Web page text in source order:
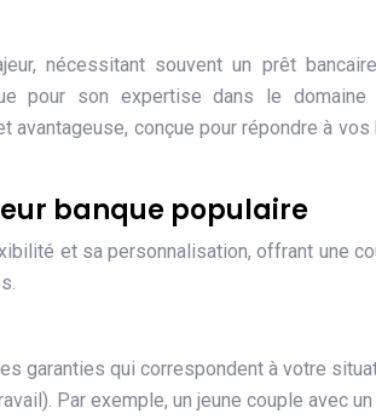
nécessitant souvent un prêt
pour son expertise dans le
avantageuse, conçue pour répondre à
banque populaire
et sa personnalisation, offrant une
garanties qui correspondent à votre
Par exemple, un jeune couple avec